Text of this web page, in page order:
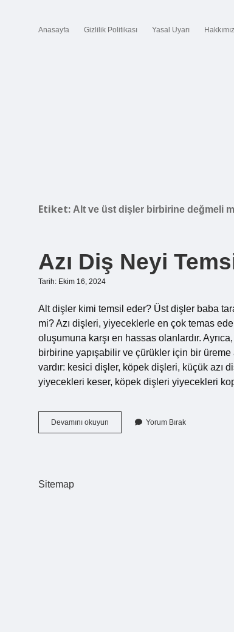
Anasayfa Gizlilik Politikası Yasal Uyarı
Etiket: Alt ve üst dişler birbirine değmeli
Azı Diş Neyi
Tarih: Ekim 16, 2024
Alt dişler kimi temsil eder? Üst dişler baba
mi? Azı dişleri, yiyeceklerle en çok temas
oluşumuna karşı en hassas olanlardır.
birbirine yapışabilir ve çürükler için bir
vardır: kesici dişler, köpek dişleri, küçük azı
yiyecekleri keser, köpek dişleri yiyecekleri
Devamını okuyun
Diş
Yorum Bırak
Sitemap